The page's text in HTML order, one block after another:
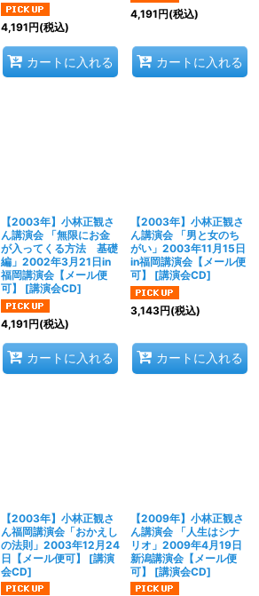
4,191円(税込)
カートに入れる
4,191円(税込)
カートに入れる
【2003年】小林正観さ
ん講演会 「無限にお金
が入ってくる方法 基礎
編」2002年3月21日in
福岡講演会【メール便
可】
[講演会CD]
4,191円(税込)
カートに入れる
【2003年】小林正観さ
ん講演会 「男と女のち
がい」2003年11月15日
in福岡講演会【メール便
可】
[講演会CD]
3,143円(税込)
カートに入れる
【2003年】小林正観さ
ん福岡講演会「おかえし
の法則」2003年12月24
日【メール便可】
[講演
会CD]
【2009年】小林正観さ
ん講演会 「人生はシナ
リオ」2009年4月19日
新潟講演会【メール便
可】
[講演会CD]